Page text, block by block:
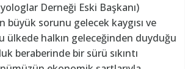
Derneği Eski Başkanı)
büyük sorunu gelecek kaygısı ve
ülkede halkın geleceğinden duyduğu
beraberinde bir sürü sıkıntı